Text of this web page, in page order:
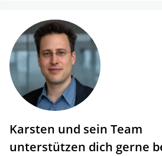
Karsten und sein Team
unterstützen dich gerne